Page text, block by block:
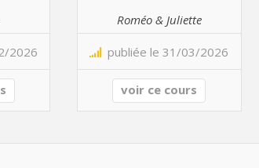
2026
Roméo & Juliette
publiée le 31/03/2026
voir ce cours